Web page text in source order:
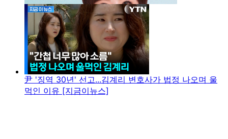
尹 '징역 30년' 선고...김계리 변호사가 법정 나오며 울
먹인 이유 [지금이뉴스]